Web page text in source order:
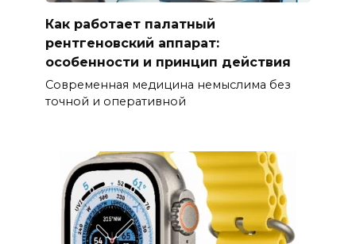
Как работает палатный
рентгеновский аппарат:
особенности и принцип действия
Современная медицина немыслима без
точной и оперативной